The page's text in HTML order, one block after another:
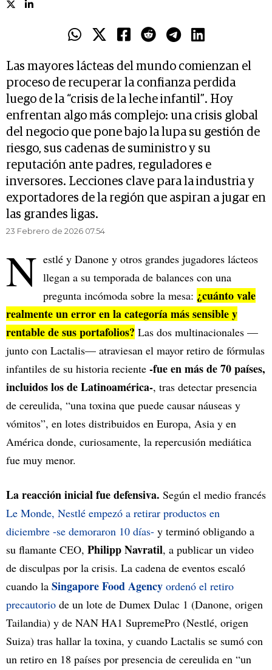
Las mayores lácteas del mundo comienzan el
proceso de recuperar la confianza perdida
luego de la “crisis de la leche infantil”. Hoy
enfrentan algo más complejo: una crisis global
del negocio que pone bajo la lupa su gestión de
riesgo, sus cadenas de suministro y su
reputación ante padres, reguladores e
inversores. Lecciones clave para la industria y
exportadores de la región que aspiran a jugar en
las grandes ligas.
23 Febrero de 2026 07.54
N estlé y Danone y otros grandes jugadores lácteos
llegan a su temporada de balances con una
pregunta incómoda sobre la mesa: ¿cuánto vale
realmente un error en la categoría más sensible y
rentable de sus portafolios? Las dos multinacionales —
junto con Lactalis— atraviesan el mayor retiro de fórmulas
infantiles de su historia reciente -fue en más de 70 países,
incluidos los de Latinoamérica-, tras detectar presencia
de cereulida, “una toxina que puede causar náuseas y
vómitos”, en lotes distribuidos en Europa, Asia y en
América donde, curiosamente, la repercusión mediática
fue muy menor.
La reacción inicial fue defensiva. Según el medio francés
Le Monde, Nestlé empezó a retirar productos en
diciembre -se demoraron 10 días- y terminó obligando a
su flamante CEO, Philipp Navratil, a publicar un video
de disculpas por la crisis. La cadena de eventos escaló
cuando la Singapore Food Agency ordenó el retiro
precautorio de un lote de Dumex Dulac 1 (Danone, origen
Tailandia) y de NAN HA1 SupremePro (Nestlé, origen
Suiza) tras hallar la toxina, y cuando Lactalis se sumó con
un retiro en 18 países por presencia de cereulida en “un